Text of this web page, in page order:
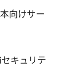
向けサー
キュリテ